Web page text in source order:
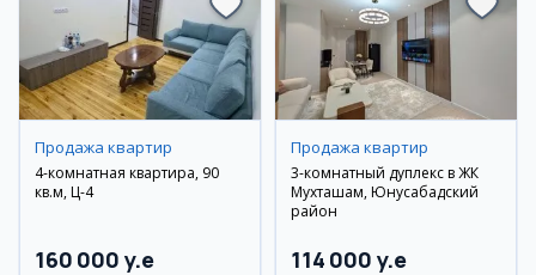
Продажа квартир
4-комнатная квартира, 90
кв.м, Ц-4
160 000 y.e
Продажа квартир
3-комнатный дуплекс в ЖК
Мухташам, Юнусабадский
район
114 000 y.e